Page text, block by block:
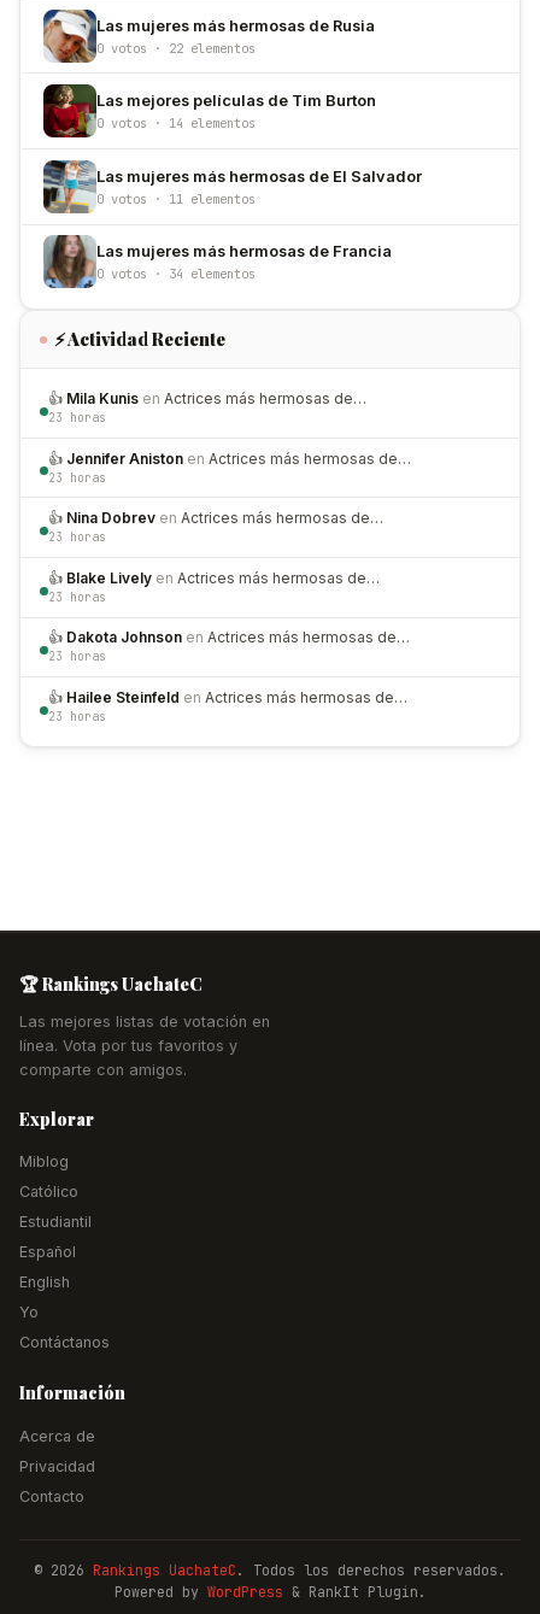
Las mujeres más hermosas de Rusia
0 votos · 22 elementos
Las mejores películas de Tim Burton
0 votos · 14 elementos
Las mujeres más hermosas de El Salvador
0 votos · 11 elementos
Las mujeres más hermosas de Francia
0 votos · 34 elementos
⚡ Actividad Reciente
👍 Mila Kunis en Actrices más hermosas de…
23 horas
👍 Jennifer Aniston en Actrices más hermosas de…
23 horas
👍 Nina Dobrev en Actrices más hermosas de…
23 horas
👍 Blake Lively en Actrices más hermosas de…
23 horas
👍 Dakota Johnson en Actrices más hermosas de…
23 horas
👍 Hailee Steinfeld en Actrices más hermosas de…
23 horas
🏆 Rankings UachateC
Las mejores listas de votación en
línea. Vota por tus favoritos y
comparte con amigos.
Explorar
Miblog
Católico
Estudiantil
Español
English
Yo
Contáctanos
Información
Acerca de
Privacidad
Contacto
© 2026 Rankings UachateC . Todos los derechos reservados.
Powered by WordPress & RankIt Plugin.